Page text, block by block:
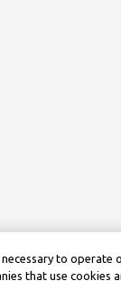
to operate
that use cookies